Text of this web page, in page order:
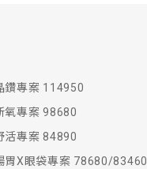
鑽專案 114950
氧專案 98680
活專案 84890
胃X眼袋專案 78680/83460